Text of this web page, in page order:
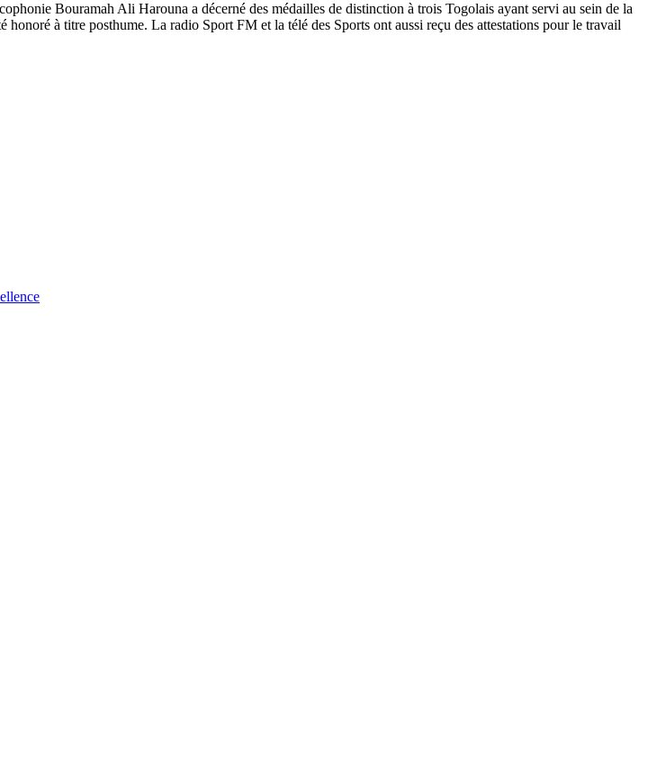
Bouramah Ali Harouna a décerné des médailles de distinction à trois Togolais ayant servi au sein de la
à titre posthume. La radio Sport FM et la télé des Sports ont aussi reçu des attestations pour le travail